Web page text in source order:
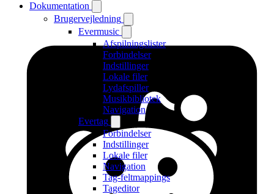
Dokumentation
Brugervejledning
Evermusic
Afspilningslister
Forbindelser
Indstillinger
Lokale filer
Lydafspiller
Musikbibliotek
Navigation
Evertag
Forbindelser
Indstillinger
Lokale filer
Navigation
Tag-feltmappings
Tageditor